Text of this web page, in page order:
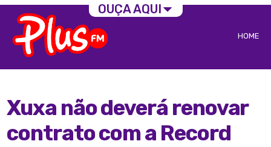
HOME
Xuxa não deverá renovar
contrato com a Record
OUÇA AQUI